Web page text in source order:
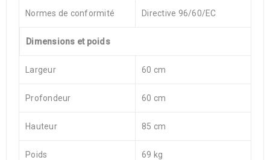
Normes de conformité Directive 96/60/EC
Dimensions et poids
Largeur 60 cm
Profondeur 60 cm
Hauteur 85 cm
Poids 69 kg